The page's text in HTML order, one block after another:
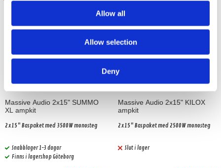
Allow all
Allow selection
Deny
Massive Audio 2x15" SUMMO
XL ampkit
2x15" Baspaket med 3500W monosteg
Snabblager 1-3 dagar
Finns i lagershop Göteborg
Massive Audio 2x15" KILOX
ampkit
2x15" Baspaket med 2500W monosteg
Slut i lager